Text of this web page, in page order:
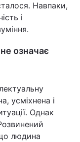
Навпаки,
і
означає
усміхнена і
Однак
людина